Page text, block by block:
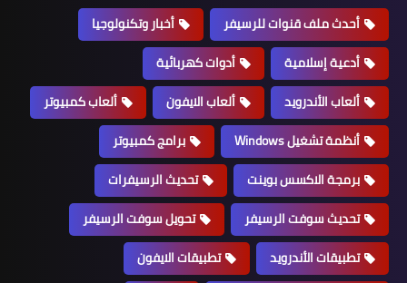
أحدث ملف قنوات للرسيفر
أخبار وتكنولوجيا
أدعية إسلامية
أدوات كهربائية
ألعاب الأندرويد
ألعاب الايفون
ألعاب كمبيوتر
أنظمة تشغيل Windows
برامج كمبيوتر
برمجة الاكسس بوينت
تحديث الرسيفرات
تحديث سوفت الرسيفر
تحويل سوفت الرسيفر
تطبيقات الأندرويد
تطبيقات الايفون